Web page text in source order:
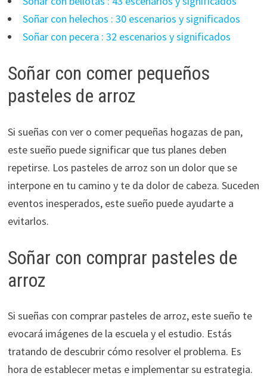
Soñar con helechos : 30 escenarios y significados
Soñar con pecera : 32 escenarios y significados
Soñar con comer pequeños
pasteles de arroz
Si sueñas con ver o comer pequeñas hogazas de pan,
este sueño puede significar que tus planes deben
repetirse. Los pasteles de arroz son un dolor que se
interpone en tu camino y te da dolor de cabeza. Suceden
eventos inesperados, este sueño puede ayudarte a
evitarlos.
Soñar con comprar pasteles de
arroz
Si sueñas con comprar pasteles de arroz, este sueño te
evocará imágenes de la escuela y el estudio. Estás
tratando de descubrir cómo resolver el problema. Es
hora de establecer metas e implementar su estrategia.